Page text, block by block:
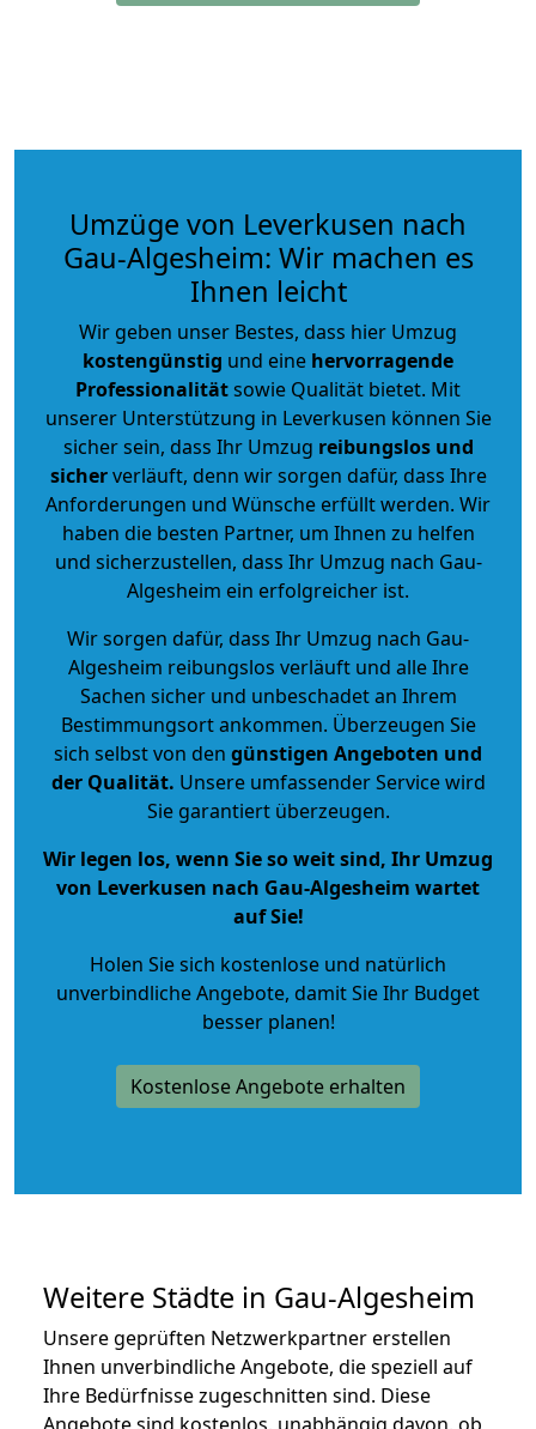
Umzüge von Leverkusen nach
Gau-Algesheim: Wir machen es
Ihnen leicht
Wir geben unser Bestes, dass hier Umzug
kostengünstig und eine hervorragende
Professionalitätsowie Qualität bietet. Mit
unserer Unterstützung in Leverkusen können Sie
sicher sein, dass Ihr Umzug reibungslos und
sicherverläuft, denn wir sorgen dafür, dass Ihre
Anforderungen und Wünsche erfüllt werden. Wir
haben die besten Partner, um Ihnen zu helfen
und sicherzustellen, dass Ihr Umzug nach Gau-
Algesheim ein erfolgreicher ist.
Wir sorgen dafür, dass Ihr Umzug nach Gau-
Algesheim reibungslos verläuft und alle Ihre
Sachen sicher und unbeschadet an Ihrem
Bestimmungsort ankommen. Überzeugen Sie
sich selbst von den günstigen Angeboten und
der Qualität. Unsere umfassender Service wird
Sie garantiert überzeugen.
Wir legen los, wenn Sie so weit sind, Ihr Umzug
von Leverkusen nach Gau-Algesheim wartet
auf Sie!
Holen Sie sich kostenlose und natürlich
unverbindliche Angebote, damit Sie Ihr Budget
besser planen!
Kostenlose Angebote erhalten
Weitere Städte in Gau-Algesheim
Unsere geprüften Netzwerkpartner erstellen
Ihnen unverbindliche Angebote, die speziell auf
Ihre Bedürfnisse zugeschnitten sind. Diese
Angebote sind kostenlos, unabhängig davon, ob